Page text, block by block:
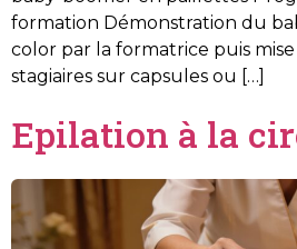
formation Démonstration du
color par la formatrice puis
stagiaires sur capsules ou […]
Epilation à la